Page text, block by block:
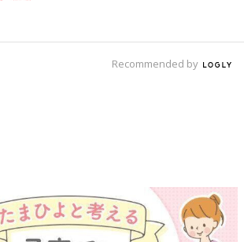
をしてみての感想ですが・・・在宅勤務と育
全に無理ですね。むしろ、隙間時間を組み合
こなす「パズル」という感じ。保育園が再開
Recommended by